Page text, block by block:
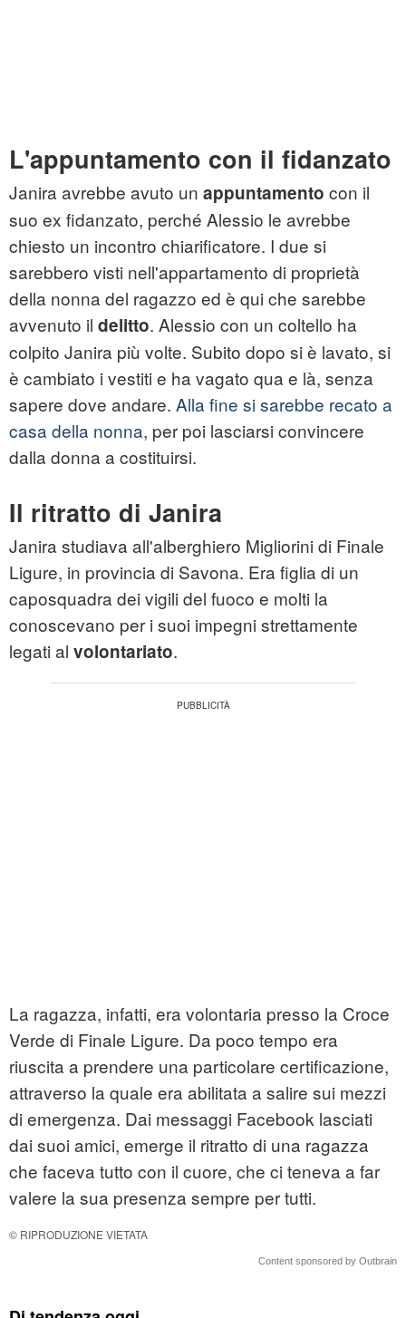
L'appuntamento con il fidanzato
Janira avrebbe avuto un appuntamento con il
suo ex fidanzato, perché Alessio le avrebbe
chiesto un incontro chiarificatore. I due si
sarebbero visti nell'appartamento di proprietà
della nonna del ragazzo ed è qui che sarebbe
avvenuto il delitto. Alessio con un coltello ha
colpito Janira più volte. Subito dopo si è lavato, si
è cambiato i vestiti e ha vagato qua e là, senza
sapere dove andare. Alla fine si sarebbe recato a
casa della nonna, per poi lasciarsi convincere
dalla donna a costituirsi.
Il ritratto di Janira
Janira studiava all'alberghiero Migliorini di Finale
Ligure, in provincia di Savona. Era figlia di un
caposquadra dei vigili del fuoco e molti la
conoscevano per i suoi impegni strettamente
legati al volontariato.
La ragazza, infatti, era volontaria presso la Croce
Verde di Finale Ligure. Da poco tempo era
riuscita a prendere una particolare certificazione,
attraverso la quale era abilitata a salire sui mezzi
di emergenza. Dai messaggi Facebook lasciati
dai suoi amici, emerge il ritratto di una ragazza
che faceva tutto con il cuore, che ci teneva a far
valere la sua presenza sempre per tutti.
© RIPRODUZIONE VIETATA
Content sponsored by Outbrain